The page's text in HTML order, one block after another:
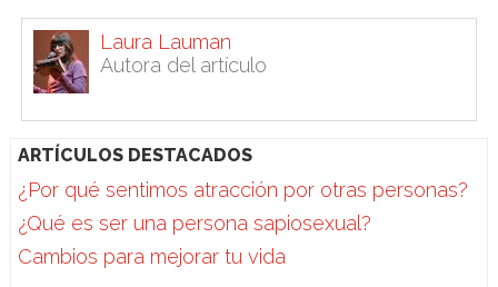
Laura Lauman
Autora del artículo
ARTÍCULOS DESTACADOS
¿Por qué sentimos atracción por otras personas?
¿Qué es ser una persona sapiosexual?
Cambios para mejorar tu vida